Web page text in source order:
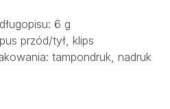
6 g
przód/tył, klips
tampondruk, nadruk